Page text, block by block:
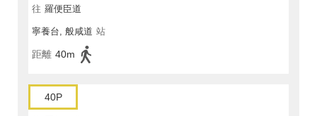
往 羅便臣道
寧養台, 般咸道 站
距離 40m
40P